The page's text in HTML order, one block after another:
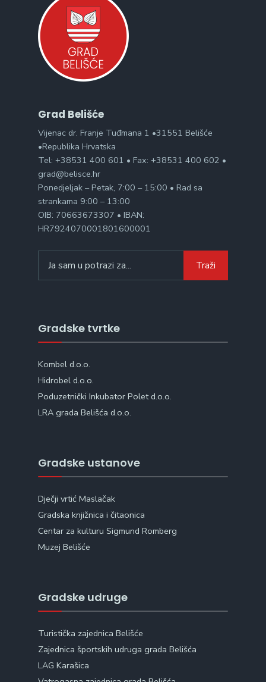
Grad Belišće
Vijenac dr. Franje Tuđmana 1 •31551 Belišće
•Republika Hrvatska
Tel: +38531 400 601 • Fax: +38531 400 602 •
grad@belisce.hr
Ponedjeljak – Petak, 7:00 – 15:00 • Rad sa
strankama 9:00 – 13:00
OIB: 70663673307 • IBAN:
HR7924070001801600001
for:
Traži
Gradske tvrtke
Kombel d.o.o.
Hidrobel d.o.o.
Poduzetnički Inkubator Polet d.o.o.
LRA grada Belišća d.o.o.
Gradske ustanove
Dječji vrtić Maslačak
Gradska knjižnica i čitaonica
Centar za kulturu Sigmund Romberg
Muzej Belišće
Gradske udruge
Turistička zajednica Belišće
Zajednica športskih udruga grada Belišća
LAG Karašica